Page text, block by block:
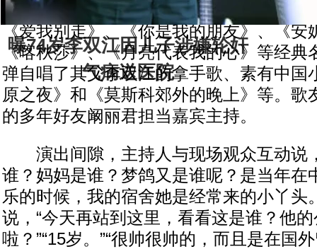
曝74岁李双江因儿子涉嫌轮奸
气病送医院
实）。当时，李天一、张光亿除演唱了《
《爱我别走》、《你是我的朋友》、《安
《喀秋莎》、《月亮代表我的心》等经典
弹自唱了其父李双江的拿手歌、素有中国
原之夜》和《莫斯科郊外的晚上》等。歌
的多年好友阚丽君担当嘉宾主持。
演出间隙，主持人与现场观众互动说
谁？妈妈是谁？梦鸽又是谁呢？是当年在
乐的时候，我的宿舍她是经常来的小丫头
说，“今天再站到这里，看看这是谁？他
啦？”“15岁。”“很帅很帅的，而且是在国